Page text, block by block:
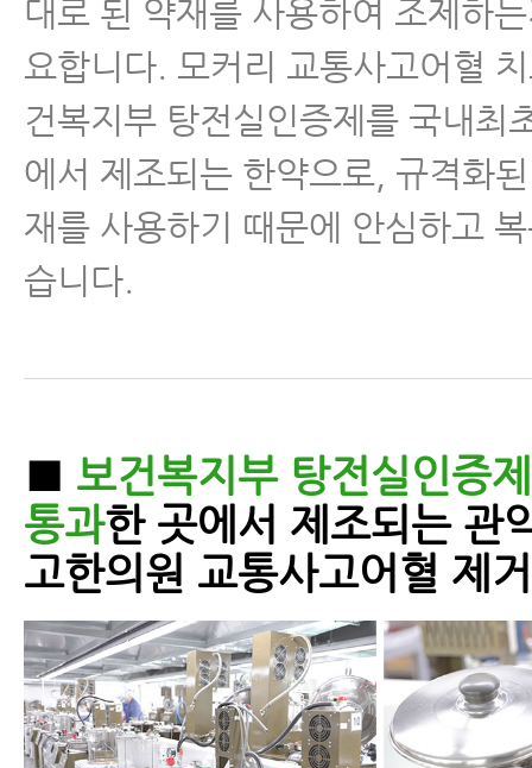
대로 된 약재를 사용하여 조제하
요합니다. 모커리 교통사고어혈
건복지부 탕전실인증제를 국내최
에서 제조되는 한약으로, 규격화
재를 사용하기 때문에 안심하고
습니다.
■ 보건복지부 탕전실인증
통과한 곳에서 제조되는 관
고한의원 교통사고어혈 제